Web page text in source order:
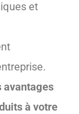
et
avantages
à votre